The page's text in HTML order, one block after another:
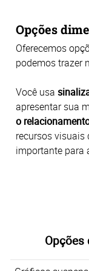
Opções
Oferecemos
podemos trazer
Você usa
apresentar sua
o
recursos visuais
importante para
Opções